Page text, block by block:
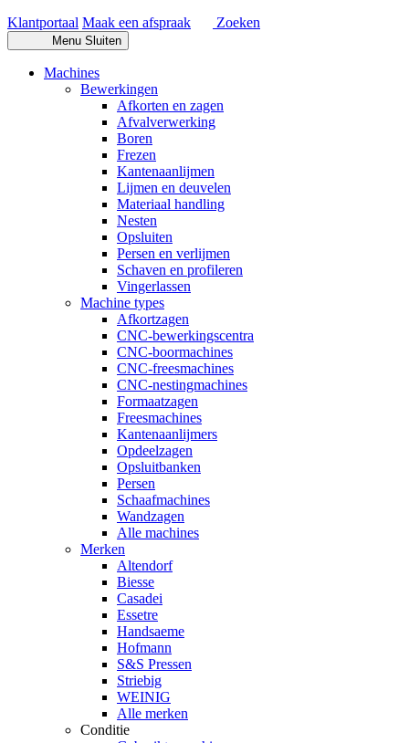
Klantportaal Maak een afspraak Zoeken
Menu Sluiten
Machines
Bewerkingen
Afkorten en zagen
Afvalverwerking
Boren
Frezen
Kantenaanlijmen
Lijmen en deuvelen
Materiaal handling
Nesten
Opsluiten
Persen en verlijmen
Schaven en profileren
Vingerlassen
Machine types
Afkortzagen
CNC-bewerkingscentra
CNC-boormachines
CNC-freesmachines
CNC-nestingmachines
Formaatzagen
Freesmachines
Kantenaanlijmers
Opdeelzagen
Opsluitbanken
Persen
Schaafmachines
Wandzagen
Alle machines
Merken
Altendorf
Biesse
Casadei
Essetre
Handsaeme
Hofmann
S&S Pressen
Striebig
WEINIG
Alle merken
Conditie